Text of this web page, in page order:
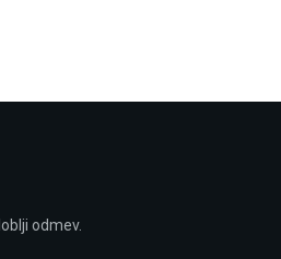
odmev.